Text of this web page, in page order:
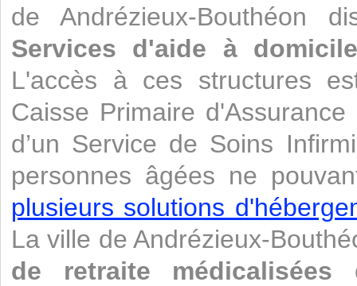
de Andrézieux-Bouthéon
Services d'aide à
L'accès à ces structures
Caisse Primaire d'Assurance
d’un Service de Soins
personnes âgées ne
plusieurs solutions
La ville de Andrézieux-
de retraite médicalisées